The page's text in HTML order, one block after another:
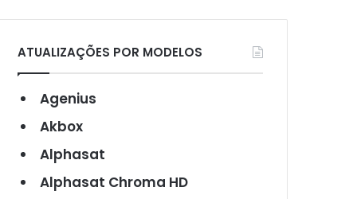
ATUALIZAÇÕES POR MODELOS
Agenius
Akbox
Alphasat
Alphasat Chroma HD